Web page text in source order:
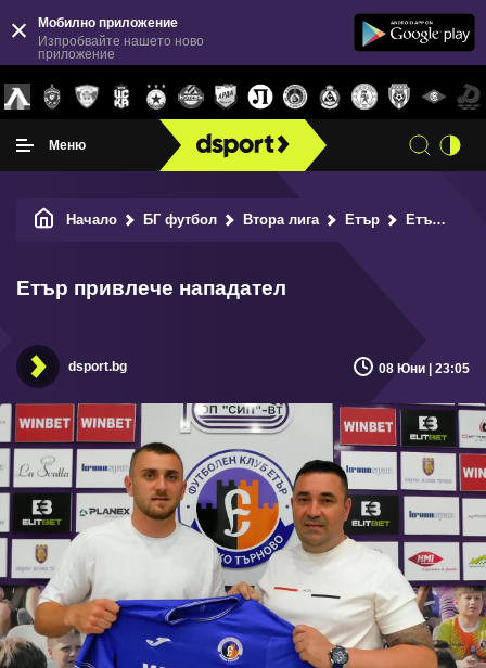
Мобилно приложение
Изпробвайте нашето ново
приложение
Меню
Начало БГ футбол Втора лига Етър Етър привлече нападател
Етър привлече нападател
dsport.bg 08 Юни | 23:05